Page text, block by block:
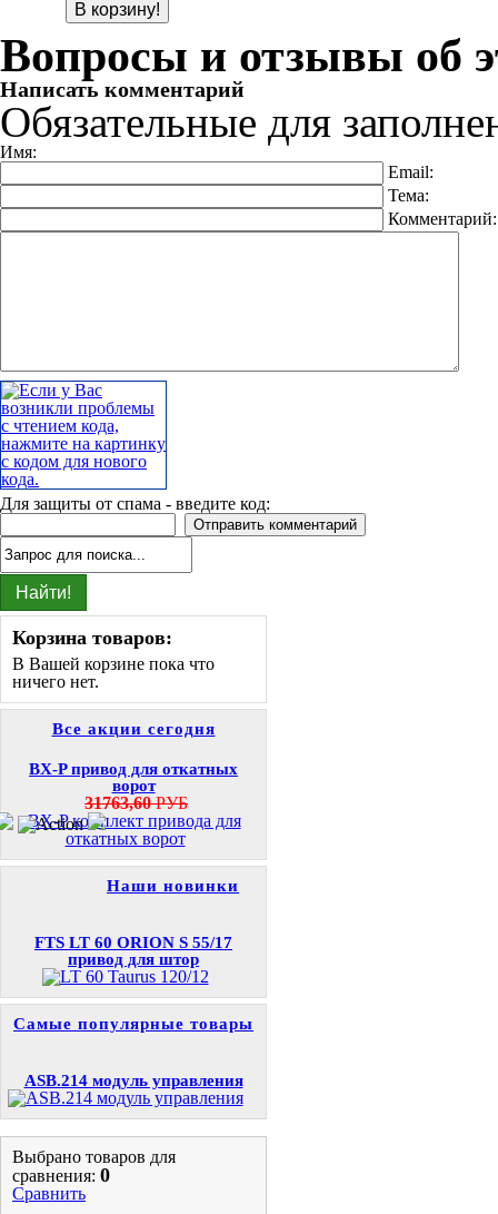
Вопросы и отзывы об
Написать комментарий
Обязательные для
Имя:
Email:
Тема:
Для защиты от спама - введите код:
Корзина товаров:
В Вашей корзине пока что
ничего нет.
Все акции сегодня
BX-P привод для откатных
ворот
31763,60РУБ
Наши новинки
FTS LT 60 ORION S 55/17
привод для штор
Самые популярные товары
ASB.214 модуль управления
Выбрано товаров для
сравнения: 0
Сравнить